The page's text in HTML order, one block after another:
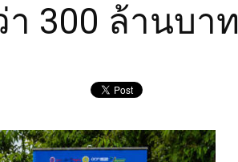
300 ล้านบาท